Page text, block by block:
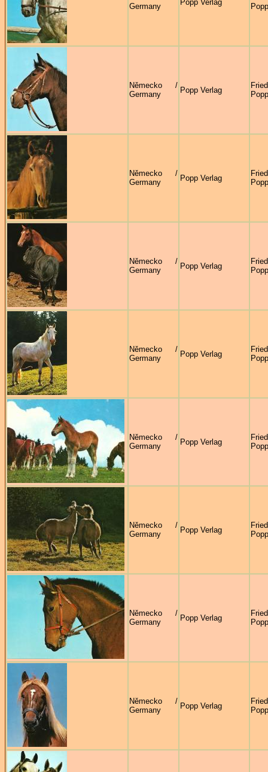
Germany
Popp Verlag
Popp
Německo /
Germany
Popp Verlag
Popp
Německo /
Germany
Popp Verlag
Popp
Německo /
Germany
Popp Verlag
Popp
Německo /
Germany
Popp Verlag
Popp
Německo /
Germany
Popp Verlag
Popp
Německo /
Germany
Popp Verlag
Popp
Německo /
Germany
Popp Verlag
Popp
Německo /
Germany
Popp Verlag
Popp